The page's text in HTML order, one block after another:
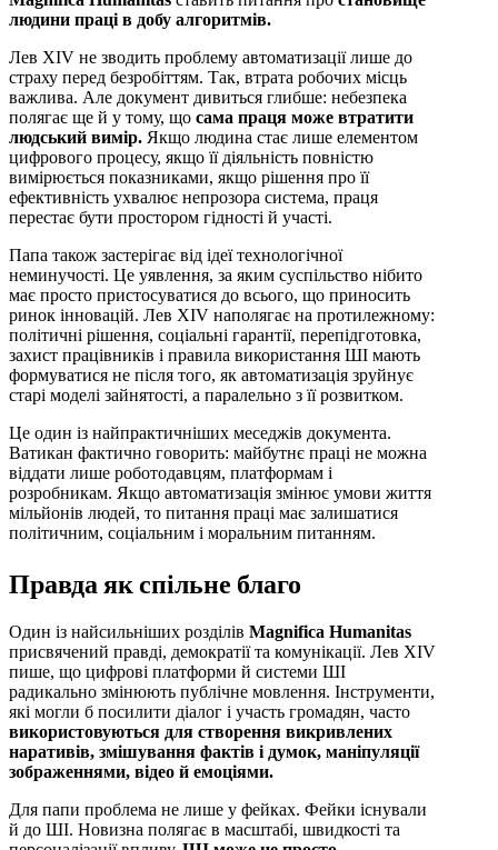
людини праці в добу алгоритмів.
Лев XIV не зводить проблему автоматизації лише до
страху перед безробіттям. Так, втрата робочих місць
важлива. Але документ дивиться глибше: небезпека
полягає ще й у тому, що сама праця може втратити
людський вимір. Якщо людина стає лише елементом
цифрового процесу, якщо її діяльність повністю
вимірюється показниками, якщо рішення про її
ефективність ухвалює непрозора система, праця
перестає бути простором гідності й участі.
Папа також застерігає від ідеї технологічної
неминучості. Це уявлення, за яким суспільство нібито
має просто пристосуватися до всього, що приносить
ринок інновацій. Лев XIV наполягає на протилежному:
політичні рішення, соціальні гарантії, перепідготовка,
захист працівників і правила використання ШІ мають
формуватися не після того, як автоматизація зруйнує
старі моделі зайнятості, а паралельно з її розвитком.
Це один із найпрактичніших меседжів документа.
Ватикан фактично говорить: майбутнє праці не можна
віддати лише роботодавцям, платформам і
розробникам. Якщо автоматизація змінює умови життя
мільйонів людей, то питання праці має залишатися
політичним, соціальним і моральним питанням.
Правда як спільне благо
Один із найсильніших розділів Magnifica Humanitas
присвячений правді, демократії та комунікації. Лев XIV
пише, що цифрові платформи й системи ШІ
радикально змінюють публічне мовлення. Інструменти,
які могли б посилити діалог і участь громадян, часто
використовуються для створення викривлених
наративів, змішування фактів і думок, маніпуляції
зображеннями, відео й емоціями.
Для папи проблема не лише у фейках. Фейки існували
й до ШІ. Новизна полягає в масштабі, швидкості та